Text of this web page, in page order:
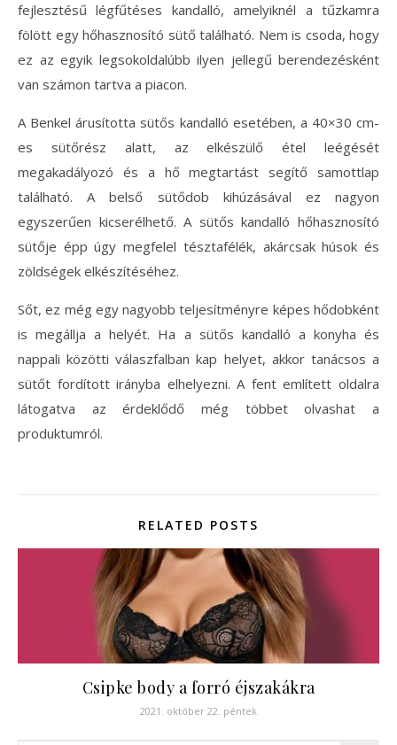
fejlesztésű légfűtéses kandalló, amelyiknél a tűzkamra
fölött egy hőhasznosító sütő található. Nem is csoda, hogy
ez az egyik legsokoldalúbb ilyen jellegű berendezésként
van számon tartva a piacon.
A Benkel árusította sütős kandalló esetében, a 40×30 cm-
es sütőrész alatt, az elkészülő étel leégését
megakadályozó és a hő megtartást segítő samottlap
található. A belső sütődob kihúzásával ez nagyon
egyszerűen kicserélhető. A sütős kandalló hőhasznosító
sütője épp úgy megfelel tésztafélék, akárcsak húsok és
zöldségek elkészítéséhez.
Sőt, ez még egy nagyobb teljesítményre képes hődobként
is megállja a helyét. Ha a sütős kandalló a konyha és
nappali közötti válaszfalban kap helyet, akkor tanácsos a
sütőt fordított irányba elhelyezni. A fent említett oldalra
látogatva az érdeklődő még többet olvashat a
produktumról.
RELATED POSTS
Csipke body a forró éjszakákra
2021. október 22. péntek